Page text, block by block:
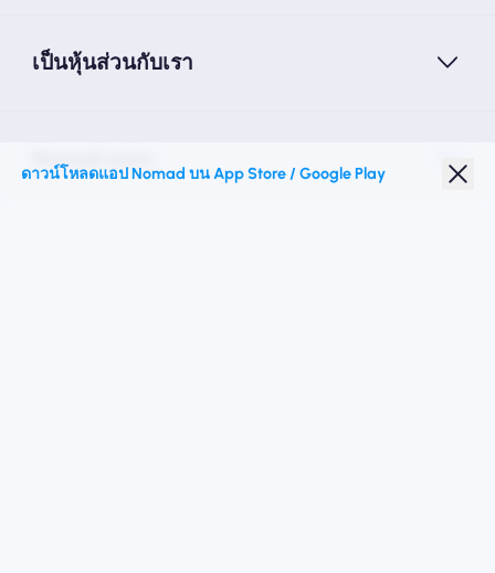
เป็นหุ้นส่วนกับเรา
Nomad esim
ดาวน์โหลดแอป Nomad บน App Store / Google Play